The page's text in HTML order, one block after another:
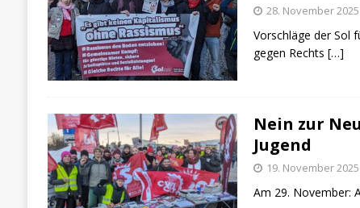
28. November 2025
Vorschläge der Sol
gegen Rechts […]
Nein zur
Jugend
19. November 2025
Am 29. November: